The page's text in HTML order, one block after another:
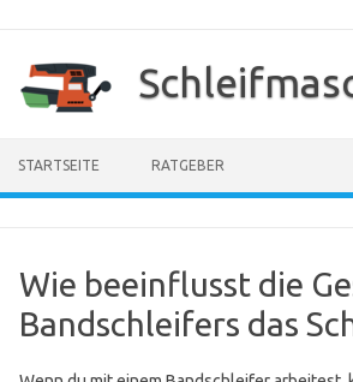
springen
STARTSEITE RATGEBER
Wie beeinflusst die
Bandschleifers das